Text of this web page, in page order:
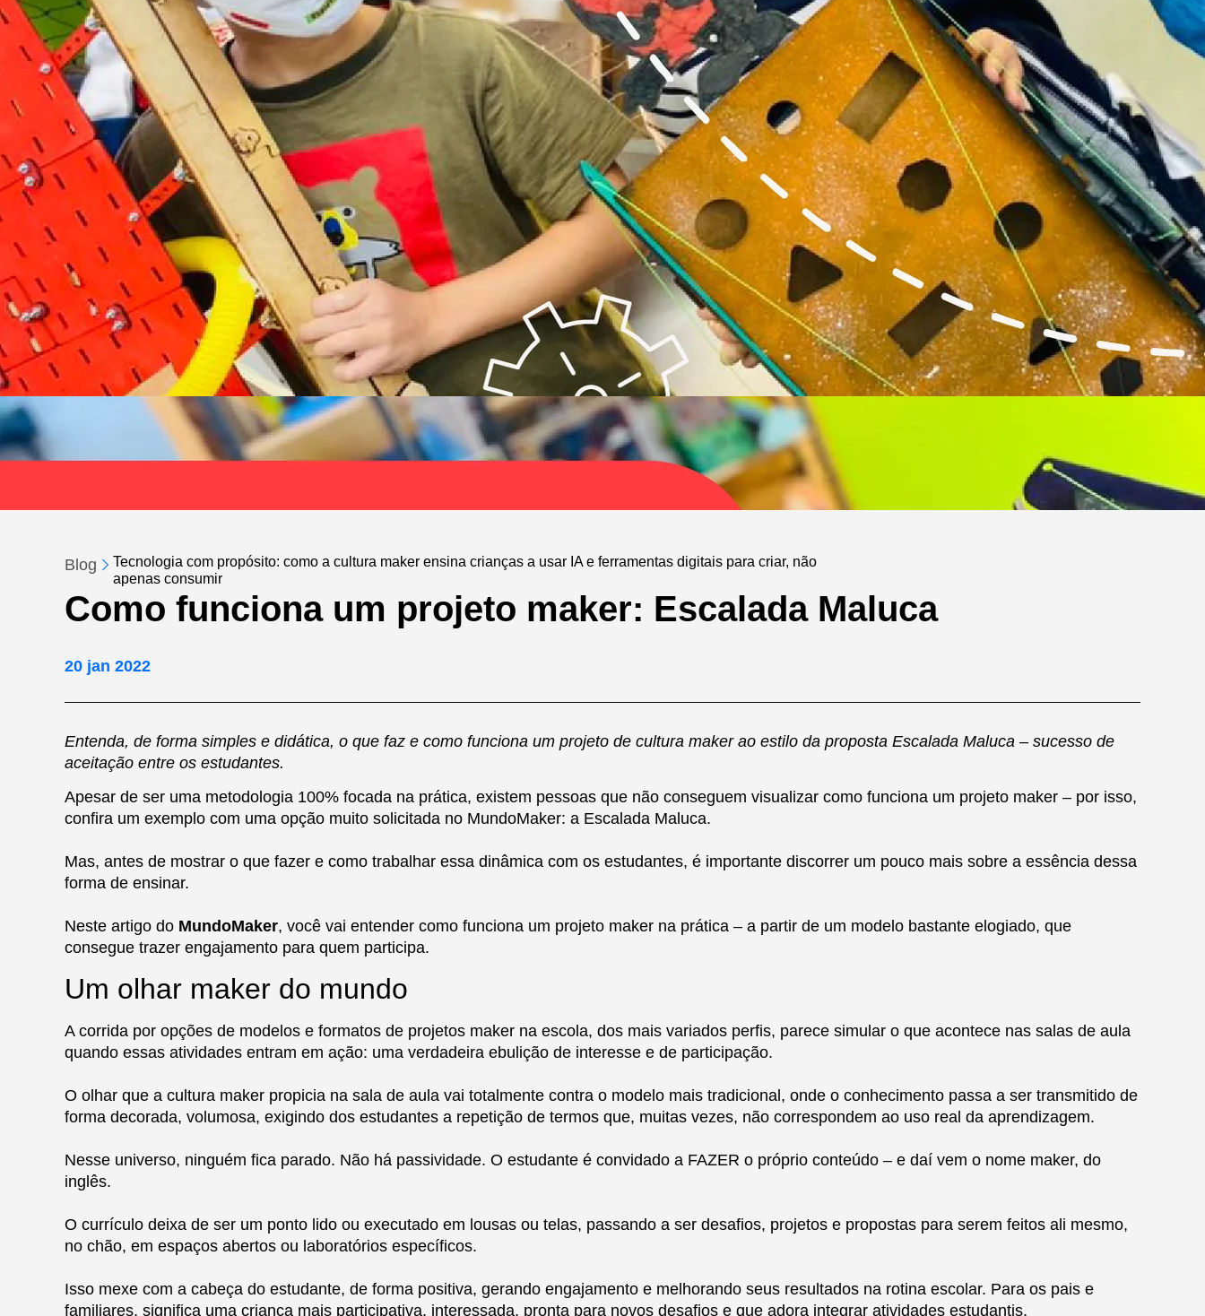
Blog
Tecnologia com propósito: como a cultura maker ensina crianças a usar IA e ferramentas digitais para criar, não
apenas consumir
Como funciona um projeto maker: Escalada Maluca
20 jan 2022
Entenda, de forma simples e didática, o que faz e como funciona um projeto de cultura maker ao estilo da proposta Escalada Maluca – sucesso de
aceitação entre os estudantes.
Apesar de ser uma metodologia 100% focada na prática, existem pessoas que não conseguem visualizar como funciona um projeto maker – por isso,
confira um exemplo com uma opção muito solicitada no MundoMaker: a Escalada Maluca.
Mas, antes de mostrar o que fazer e como trabalhar essa dinâmica com os estudantes, é importante discorrer um pouco mais sobre a essência dessa
forma de ensinar.
Neste artigo do MundoMaker, você vai entender como funciona um projeto maker na prática – a partir de um modelo bastante elogiado, que
consegue trazer engajamento para quem participa.
Um olhar maker do mundo
A corrida por opções de modelos e formatos de projetos maker na escola, dos mais variados perfis, parece simular o que acontece nas salas de aula
quando essas atividades entram em ação: uma verdadeira ebulição de interesse e de participação.
O olhar que a cultura maker propicia na sala de aula vai totalmente contra o modelo mais tradicional, onde o conhecimento passa a ser transmitido de
forma decorada, volumosa, exigindo dos estudantes a repetição de termos que, muitas vezes, não correspondem ao uso real da aprendizagem.
Nesse universo, ninguém fica parado. Não há passividade. O estudante é convidado a FAZER o próprio conteúdo – e daí vem o nome maker, do
inglês.
O currículo deixa de ser um ponto lido ou executado em lousas ou telas, passando a ser desafios, projetos e propostas para serem feitos ali mesmo,
no chão, em espaços abertos ou laboratórios específicos.
Isso mexe com a cabeça do estudante, de forma positiva, gerando engajamento e melhorando seus resultados na rotina escolar. Para os pais e
familiares, significa uma criança mais participativa, interessada, pronta para novos desafios e que adora integrar atividades estudantis.